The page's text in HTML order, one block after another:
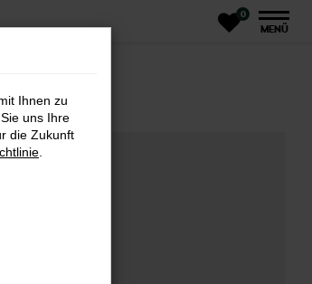
0
MENÜ
Ihnen zu
uns Ihre
die Zukunft